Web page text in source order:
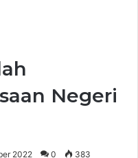
Negeri
2022 0 383